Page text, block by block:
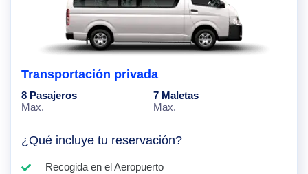
Transportación privada
8 Pasajeros
Max.
7 Maletas
Max.
¿Qué incluye tu reservación?
Recogida en el Aeropuerto